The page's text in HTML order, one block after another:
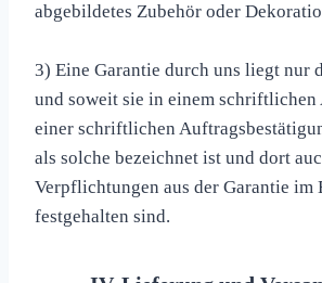
abgebildetes Zubehör oder
3) Eine Garantie durch uns liegt nur
und soweit sie in einem schriftlichen
einer schriftlichen
als solche bezeichnet ist und dort
Verpflichtungen aus der Garantie im
festgehalten sind.